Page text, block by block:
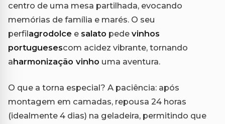
centro de uma mesa partilhada, evocando
memórias de família e marés. O seu
perfilagrodolce e salato pede vinhos
portuguesescom acidez vibrante, tornando
aharmonização vinho uma aventura.
O que a torna especial? A paciência: após
montagem em camadas, repousa 24 horas
(idealmente 4 dias) na geladeira, permitindo que